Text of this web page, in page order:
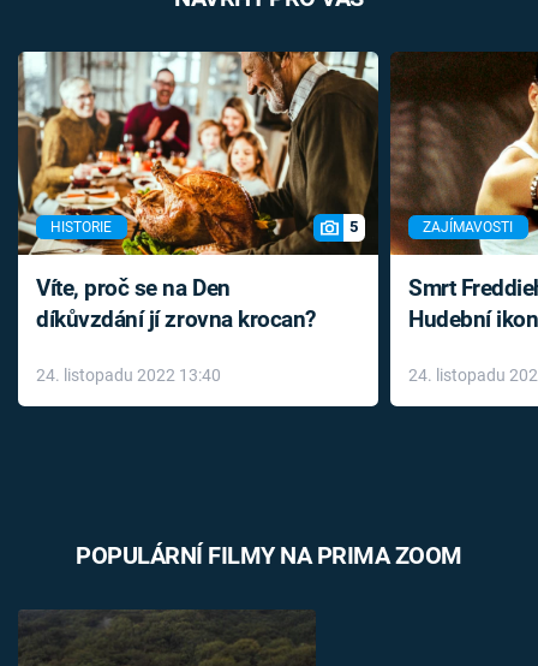
HISTORIE 5
Víte, proč se na Den
díkůvzdání jí zrovna krocan?
24. listopadu 2022 13:40
ZAJÍMAVOSTI
Smrt
Hudební
léky
24. listopadu
POPULÁRNÍ FILMY NA PRIMA ZOOM